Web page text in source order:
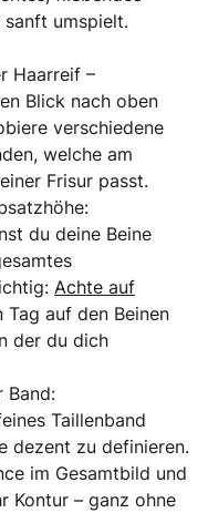
sanft umspielt.
Haarreif –
Blick nach oben
verschiedene
welche am
Frisur passt.
du deine Beine
Achte auf
auf den Beinen
der du dich
Band:
Taillenband
dezent zu definieren.
im Gesamtbild und
Kontur – ganz ohne